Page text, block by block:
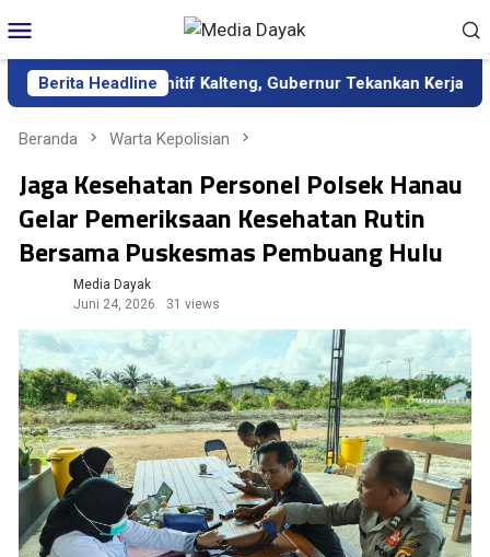
ke
kontenMobile
Berita Headline
Sekda Definitif Kalteng, Gubernur Tekankan Kerja Keras
Beranda Warta Kepolisian
Jaga Kesehatan Personel Polsek Hanau
Gelar Pemeriksaan Kesehatan Rutin
Bersama Puskesmas Pembuang Hulu
Media Dayak
Juni 24, 2026
31 views